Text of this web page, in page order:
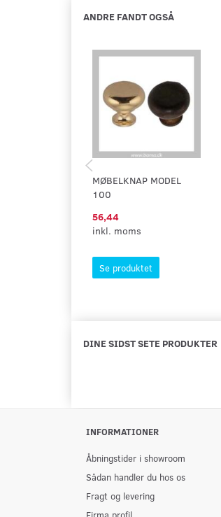
ANDRE FANDT OGSÅ
MØBELKNAP MODEL
100
56,44
inkl. moms
Se produktet
DINE SIDST SETE PRODUKTER
INFORMATIONER
Åbningstider i showroom
Sådan handler du hos os
Fragt og levering
Firma profil